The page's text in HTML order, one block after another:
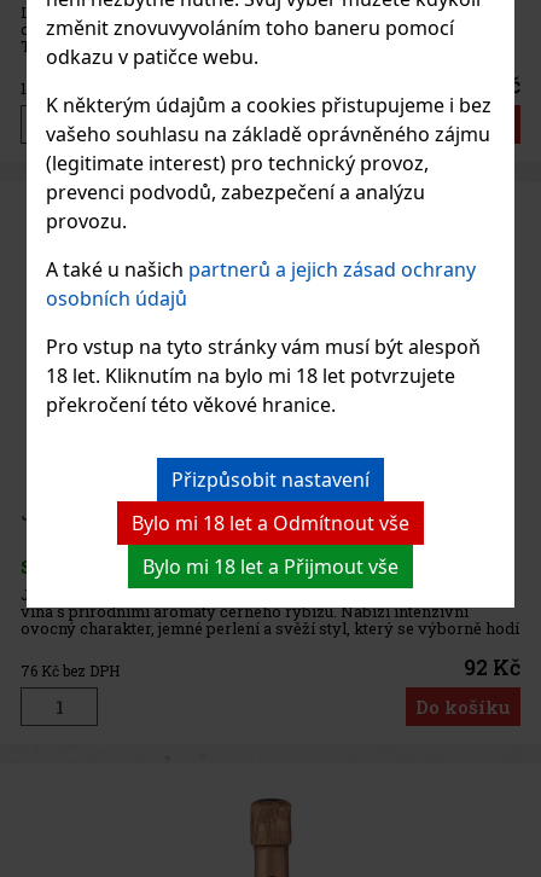
změnit znovuvyvoláním toho baneru pomocí
odkazu v patičce webu.
K některým údajům a cookies přistupujeme i bez
vašeho souhlasu na základě oprávněného zájmu
(legitimate interest) pro technický provoz,
prevenci podvodů, zabezpečení a analýzu
provozu.
A také u našich partnerů a jejich zásad ochrany
osobních údajů
Pro vstup na tyto stránky vám musí být alespoň
18 let. Kliknutím na bylo mi 18 let potvrzujete
překročení této věkové hranice.
Přizpůsobit nastavení
Bylo mi 18 let a Odmítnout vše
Bylo mi 18 let a Přijmout vše
La Diva Clarea Sangria White je svěží a ovocná sangria, která
dokonale spojuje eleganci šumivého vína cava s bohatostí ovoce.
Tento lahodný nápoj je vyváženě sladký s příjemnou kyselostí, což
z něj činí vynikající volbu pro různé společenské příležit
192 232 Kč
Do košíku
J.P. Chenet Fashion Cassis 0,2l 12% obj.
SKLADEM (3 ks)
J.P. Chenet Fashion Cassis je aromatizovaný šumivý nápoj na bázi
vína s přírodními aromaty černého rybízu. Nabízí intenzivní
ovocný charakter, jemné perlení a svěží styl, který se výborně hodí
pro nečekané návštěvy, oslavy i lehké letní posezení. Vý
76 Kč bez DPH 92 Kč
Do košíku